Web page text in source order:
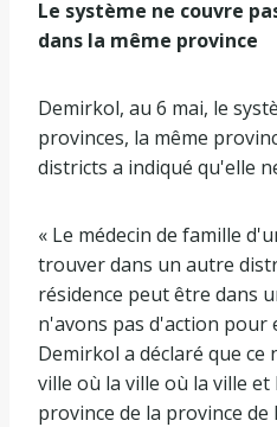
Le système ne couvre
dans la même province
Demirkol, au 6 mai, le
provinces, la même
districts a indiqué qu'elle
« Le médecin de famille
trouver dans un autre
résidence peut être dans
n'avons pas d'action pour
Demirkol a déclaré que
ville où la ville où la ville et
province de la province de